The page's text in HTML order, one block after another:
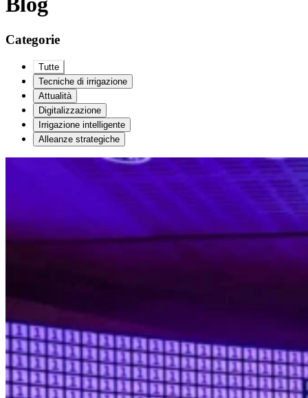
Categorie
Tutte
Tecniche di irrigazione
Attualità
Digitalizzazione
Irrigazione intelligente
Alleanze strategiche